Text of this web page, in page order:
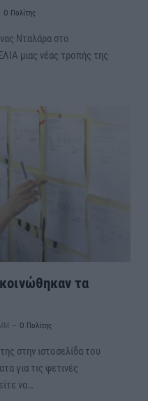
Ο Πολίτης
Νταλάρα στο
μιας νέας τροπής της
τα
Ο Πολίτης
στην ιστοσελίδα του
για τις φετινές
να…